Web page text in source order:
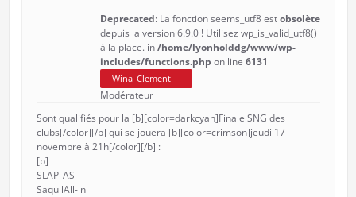
Deprecated: La fonction seems_utf8 estobsolète
depuis la version 6.9.0 ! Utilisez wp_is_valid_utf8()
à la place. in/home/lyonholddg/www/wp-
includes/functions.php on line 6131
Wina_Clement
Modérateur
Sont qualifiés pour la [b][color=darkcyan]Finale SNG des
clubs[/color][/b] qui se jouera [b][color=crimson]jeudi 17
novembre à 21h[/color][/b] :
[b]
SLAP_AS
SaquilAll-in